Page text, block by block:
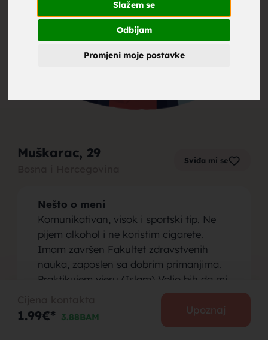
Slažem se
Odbijam
Promjeni moje postavke
Muškarac, 29 Sviđa mi se
Nešto o meni
Komunikativan, visok i sportski tip. Ne
pijem alkohol i ne koristim cigarete.
Imam završen Fakultet zdravstvenih
nauka, zaposlen sa dobrim primanjima.
Praktikujem vjeru (Islam) Volio bih da mi
se jave djevojke koje praktikuju Islam,
mogu i djevojke sa nikabom.
Osoba koju tražim
1.99€* 3.88BAM
Upoznaj
zene za
brak,
muskarci
za brak,